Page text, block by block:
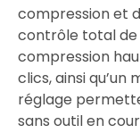
compression et
contrôle total de
compression
clics, ainsi
réglage
sans outil en